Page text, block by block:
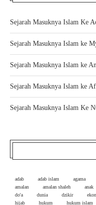
Sejarah Masuknya Islam Ke
Sejarah Masuknya Islam ke
Sejarah Masuknya Islam ke
Sejarah Masuknya Islam ke
Sejarah Masuknya Islam Ke
adab adab islam agama
amalan
amalan shaleh anak
do'a
dunia dzikir
hijab
hukum hukum islam